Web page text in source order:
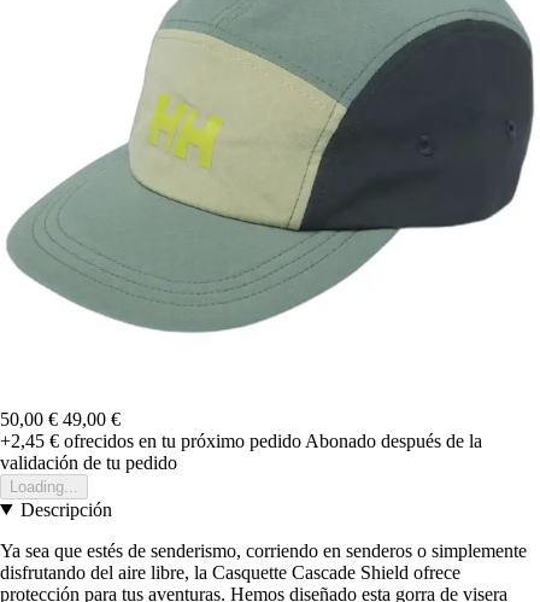
50,00 € 49,00 €
+2,45 € ofrecidos en tu próximo pedido Abonado después de la
validación de tu pedido
Loading...
Descripción
Ya sea que estés de senderismo, corriendo en senderos o simplemente
disfrutando del aire libre, la Casquette Cascade Shield ofrece
protección para tus aventuras. Hemos diseñado esta gorra de visera